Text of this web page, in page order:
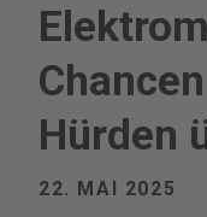
Hürden
22. MAI 2025